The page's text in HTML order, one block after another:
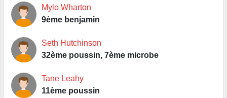
Mylo Wharton
9ème benjamin
Seth Hutchinson
32ème poussin, 7ème microbe
Tane Leahy
11ème poussin